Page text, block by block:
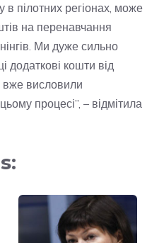
в пілотних регіонах, може
на перенавчання
Ми дуже сильно
додаткові кошти від
вже висловили
процесі”, – відмітила